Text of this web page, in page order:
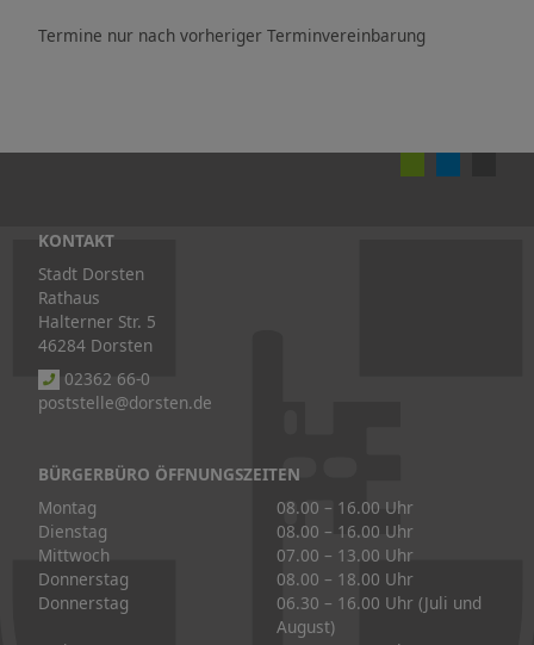
Termine nur nach vorheriger Terminvereinbarung
KONTAKT
Stadt Dorsten
Rathaus
Halterner Str. 5
46284 Dorsten
02362 66-0
poststelle@dorsten.de
BÜRGERBÜRO ÖFFNUNGSZEITEN
Montag
08.00 – 16.00 Uhr
Dienstag
08.00 – 16.00 Uhr
Mittwoch
07.00 – 13.00 Uhr
Donnerstag
08.00 – 18.00 Uhr
Donnerstag
06.30 – 16.00 Uhr (Juli und
August)